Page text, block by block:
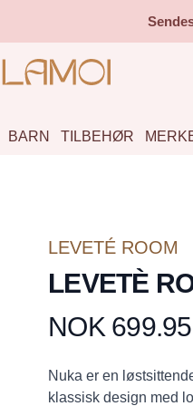
BARN TILBEHØR
LEVETÉ ROOM
LEVETÈ
Produktdetaljer
NOK 699.95
Description
Nuka er en
klassisk design med